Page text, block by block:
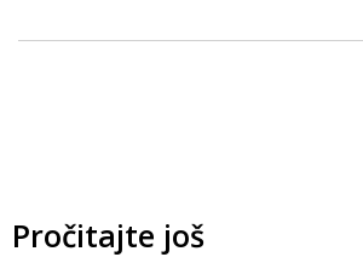
Pročitajte još